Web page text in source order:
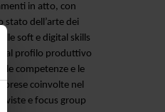
in atto, con
dell’arte dei
soft e digital skills
al profilo produttivo
le competenze e le
coinvolte nel
e focus group